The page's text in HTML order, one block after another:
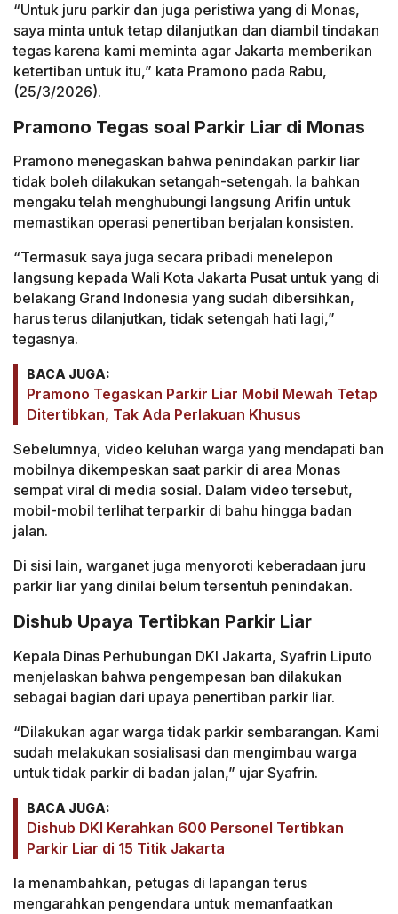
“Untuk juru parkir dan juga peristiwa yang di Monas,
saya minta untuk tetap dilanjutkan dan diambil tindakan
tegas karena kami meminta agar Jakarta memberikan
ketertiban untuk itu,” kata Pramono pada Rabu,
(25/3/2026).
Pramono Tegas soal Parkir Liar di Monas
Pramono menegaskan bahwa penindakan parkir liar
tidak boleh dilakukan setangah-setengah. Ia bahkan
mengaku telah menghubungi langsung Arifin untuk
memastikan operasi penertiban berjalan konsisten.
“Termasuk saya juga secara pribadi menelepon
langsung kepada Wali Kota Jakarta Pusat untuk yang di
belakang Grand Indonesia yang sudah dibersihkan,
harus terus dilanjutkan, tidak setengah hati lagi,”
tegasnya.
BACA JUGA:
Pramono Tegaskan Parkir Liar Mobil Mewah Tetap
Ditertibkan, Tak Ada Perlakuan Khusus
Sebelumnya, video keluhan warga yang mendapati ban
mobilnya dikempeskan saat parkir di area Monas
sempat viral di media sosial. Dalam video tersebut,
mobil-mobil terlihat terparkir di bahu hingga badan
jalan.
Di sisi lain, warganet juga menyoroti keberadaan juru
parkir liar yang dinilai belum tersentuh penindakan.
Dishub Upaya Tertibkan Parkir Liar
Kepala Dinas Perhubungan DKI Jakarta, Syafrin Liputo
menjelaskan bahwa pengempesan ban dilakukan
sebagai bagian dari upaya penertiban parkir liar.
“Dilakukan agar warga tidak parkir sembarangan. Kami
sudah melakukan sosialisasi dan mengimbau warga
untuk tidak parkir di badan jalan,” ujar Syafrin.
BACA JUGA:
Dishub DKI Kerahkan 600 Personel Tertibkan
Parkir Liar di 15 Titik Jakarta
Ia menambahkan, petugas di lapangan terus
mengarahkan pengendara untuk memanfaatkan